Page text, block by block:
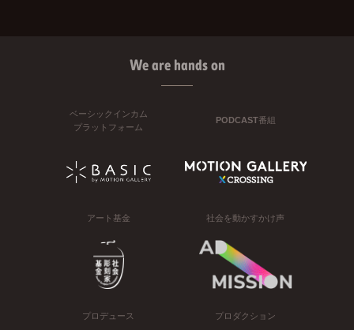
We are hands on
ベーシックインカム
プラットフォーム
PODCAST番組
アート基金 社会を動かすかけ声
プロデュース プロダクション